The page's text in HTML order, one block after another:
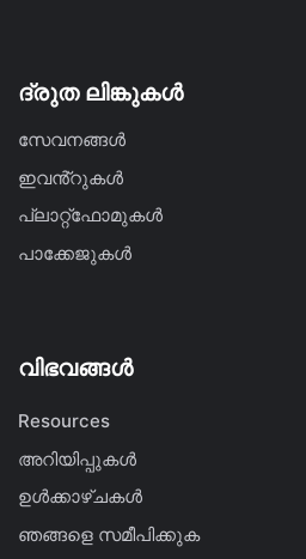
ദ്രുത ലിങ്കുകൾ
സേവനങ്ങൾ
ഇവൻ്റുകൾ
പ്ലാറ്റ്ഫോമുകൾ
പാക്കേജുകൾ
വിഭവങ്ങൾ
Resources
അറിയിപ്പുകൾ
ഉൾക്കാഴ്ചകൾ
ഞങ്ങളെ സമീപിക്കുക